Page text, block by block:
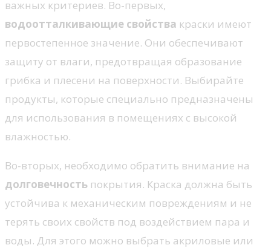
важных критериев. Во-первых,
водоотталкивающие свойства краски имеют
первостепенное значение. Они обеспечивают
защиту от влаги, предотвращая образование
грибка и плесени на поверхности. Выбирайте
продукты, которые специально предназначены
для использования в помещениях с высокой
влажностью.
Во-вторых, необходимо обратить внимание на
долговечность покрытия. Краска должна быть
устойчива к механическим повреждениям и не
терять своих свойств под воздействием пара и
воды. Для этого можно выбрать акриловые или